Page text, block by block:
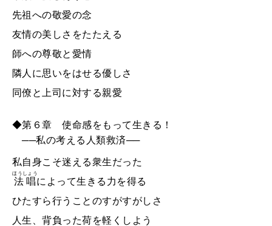
先祖への敬愛の念
友情の美しさをたたえる
師への尊敬と愛情
隣人に思いをはせる優しさ
同僚と上司に対する親愛
◆第６章 使命感をもって生きる！
──私の考える人類救済──
私自身こそ迷える衆生だった
法唱
ほうしょう
によって生きる力を得る
ひたすら行うことのすがすがしさ
人生、背負った荷を軽くしよう